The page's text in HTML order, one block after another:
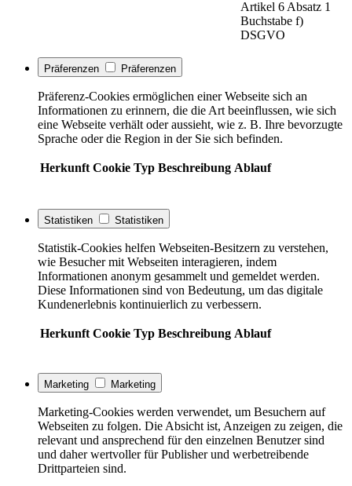
Artikel 6 Absatz 1
Buchstabe f)
DSGVO
Präferenzen Präferenzen
Präferenz-Cookies ermöglichen einer Webseite sich an
Informationen zu erinnern, die die Art beeinflussen, wie sich
eine Webseite verhält oder aussieht, wie z. B. Ihre bevorzugte
Sprache oder die Region in der Sie sich befinden.
Herkunft Cookie Typ Beschreibung Ablauf
Statistiken Statistiken
Statistik-Cookies helfen Webseiten-Besitzern zu verstehen,
wie Besucher mit Webseiten interagieren, indem
Informationen anonym gesammelt und gemeldet werden.
Diese Informationen sind von Bedeutung, um das digitale
Kundenerlebnis kontinuierlich zu verbessern.
Herkunft Cookie Typ Beschreibung Ablauf
Marketing Marketing
Marketing-Cookies werden verwendet, um Besuchern auf
Webseiten zu folgen. Die Absicht ist, Anzeigen zu zeigen, die
relevant und ansprechend für den einzelnen Benutzer sind
und daher wertvoller für Publisher und werbetreibende
Drittparteien sind.